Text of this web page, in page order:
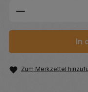
Produkt
In
Zum Merkzettel